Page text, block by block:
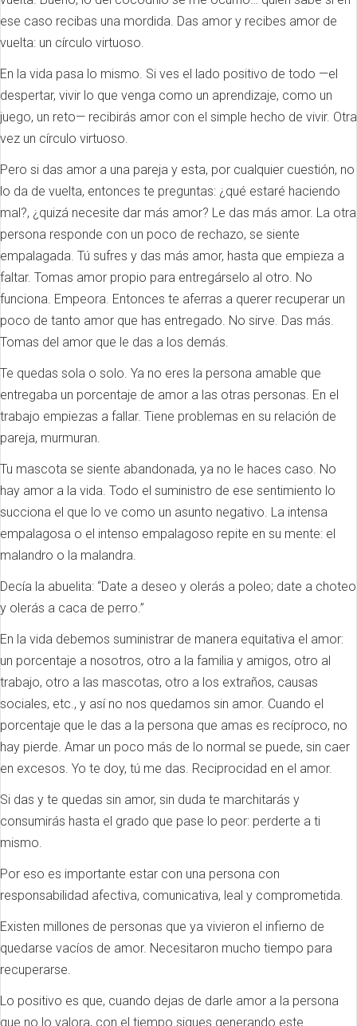
ese caso recibas una mordida. Das amor y recibes amor de
vuelta: un círculo virtuoso.
En la vida pasa lo mismo. Si ves el lado positivo de todo —el
despertar, vivir lo que venga como un aprendizaje, como un
juego, un reto— recibirás amor con el simple hecho de vivir. Otra
vez un círculo virtuoso.
Pero si das amor a una pareja y esta, por cualquier cuestión, no
lo da de vuelta, entonces te preguntas: ¿qué estaré haciendo
mal?, ¿quizá necesite dar más amor? Le das más amor. La otra
persona responde con un poco de rechazo, se siente
empalagada. Tú sufres y das más amor, hasta que empieza a
faltar. Tomas amor propio para entregárselo al otro. No
funciona. Empeora. Entonces te aferras a querer recuperar un
poco de tanto amor que has entregado. No sirve. Das más.
Tomas del amor que le das a los demás.
Te quedas sola o solo. Ya no eres la persona amable que
entregaba un porcentaje de amor a las otras personas. En el
trabajo empiezas a fallar. Tiene problemas en su relación de
pareja, murmuran.
Tu mascota se siente abandonada, ya no le haces caso. No
hay amor a la vida. Todo el suministro de ese sentimiento lo
succiona el que lo ve como un asunto negativo. La intensa
empalagosa o el intenso empalagoso repite en su mente: el
malandro o la malandra.
Decía la abuelita: “Date a deseo y olerás a poleo; date a choteo
y olerás a caca de perro.”
En la vida debemos suministrar de manera equitativa el amor:
un porcentaje a nosotros, otro a la familia y amigos, otro al
trabajo, otro a las mascotas, otro a los extraños, causas
sociales, etc., y así no nos quedamos sin amor. Cuando el
porcentaje que le das a la persona que amas es recíproco, no
hay pierde. Amar un poco más de lo normal se puede, sin caer
en excesos. Yo te doy, tú me das. Reciprocidad en el amor.
Si das y te quedas sin amor, sin duda te marchitarás y
consumirás hasta el grado que pase lo peor: perderte a ti
mismo.
Por eso es importante estar con una persona con
responsabilidad afectiva, comunicativa, leal y comprometida.
Existen millones de personas que ya vivieron el infierno de
quedarse vacíos de amor. Necesitaron mucho tiempo para
recuperarse.
Lo positivo es que, cuando dejas de darle amor a la persona
que no lo valora, con el tiempo sigues generando este